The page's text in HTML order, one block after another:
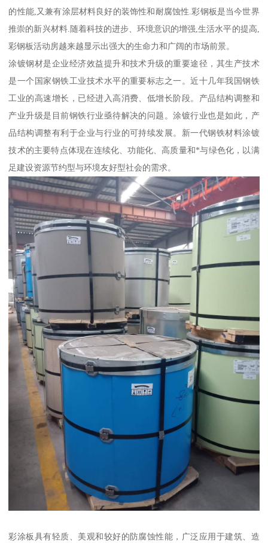
的性能,又兼有涂层材料良好的装饰性和耐腐蚀性.彩钢板是当今世界
推崇的新兴材料.随着科技的进步、环境意识的增强,生活水平的提高,
彩钢板活动房越来越显示出强大的生命力和广阔的市场前景。
涂镀钢材是企业经济效益提升和技术升级的重要途径，其生产技术
是一个国家钢铁工业技术水平的重要标志之一。近十几年我国钢铁
工业的高速增长，已经进入高消费、低增长阶段。产品结构调整和
产业升级是目前钢铁行业亟待解决的问题。涂镀行业也是如此，产
品结构调整有利于企业与行业的可持续发展。新一代钢铁材料涂镀
技术的主要特点体现在连续化、功能化、高质量和*与绿色化，以满
足建设资源节约型与环境友好型社会的需求。
彩涂板具有轻质、美观和较好的防腐蚀性能，广泛应用于建筑、造